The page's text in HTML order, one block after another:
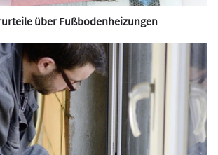
über Fußbodenheizungen